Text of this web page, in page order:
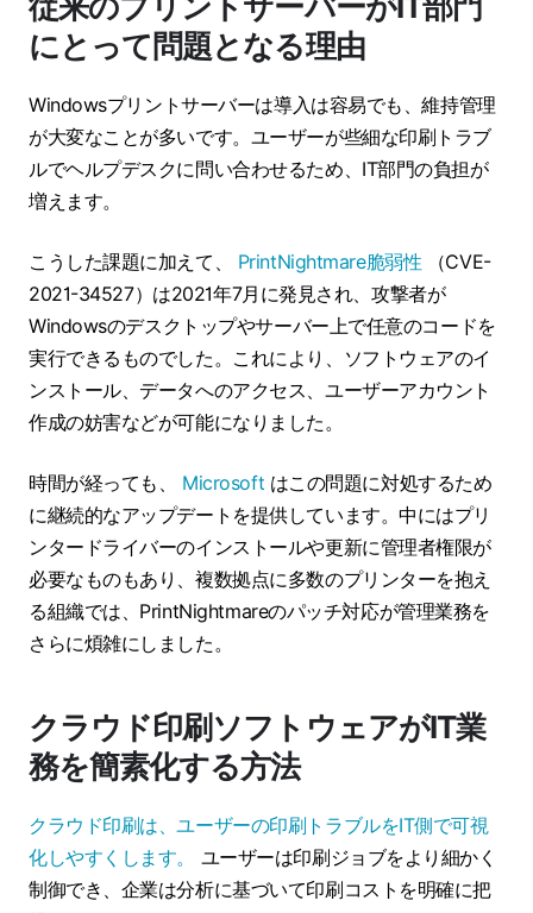
にとって問題となる理由
Windowsプリントサーバーは導入は容易でも、維持管理
が大変なことが多いです。ユーザーが些細な印刷トラブ
ルでヘルプデスクに問い合わせるため、IT部門の負担が
増えます。
こうした課題に加えて、 PrintNightmare脆弱性 （CVE-
2021-34527）は2021年7月に発見され、攻撃者が
Windowsのデスクトップやサーバー上で任意のコードを
実行できるものでした。これにより、ソフトウェアのイ
ンストール、データへのアクセス、ユーザーアカウント
作成の妨害などが可能になりました。
時間が経っても、 Microsoft はこの問題に対処するため
に継続的なアップデートを提供しています。中にはプリ
ンタードライバーのインストールや更新に管理者権限が
必要なものもあり、複数拠点に多数のプリンターを抱え
る組織では、PrintNightmareのパッチ対応が管理業務を
さらに煩雑にしました。
クラウド印刷ソフトウェアがIT業
務を簡素化する方法
クラウド印刷は、ユーザーの印刷トラブルをIT側で可視
化しやすくします。
ユーザーは印刷ジョブをより細かく
制御でき、企業は分析に基づいて印刷コストを明確に把